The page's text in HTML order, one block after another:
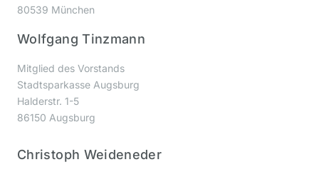
80539 München
Wolfgang Tinzmann
Mitglied des Vorstands
Stadtsparkasse Augsburg
Halderstr. 1-5
86150 Augsburg
Christoph Weideneder